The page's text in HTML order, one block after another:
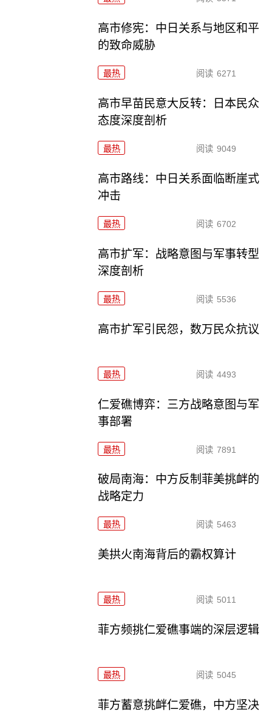
高市修宪：中日关系与地区和平
的致命威胁
最热 阅读 6271
高市早苗民意大反转：日本民众
态度深度剖析
最热 阅读 9049
高市路线：中日关系面临断崖式
冲击
最热 阅读 6702
高市扩军：战略意图与军事转型
深度剖析
最热 阅读 5536
高市扩军引民怨，数万民众抗议
最热 阅读 4493
仁爱礁博弈：三方战略意图与军
事部署
最热 阅读 7891
破局南海：中方反制菲美挑衅的
战略定力
最热 阅读 5463
美拱火南海背后的霸权算计
最热 阅读 5011
菲方频挑仁爱礁事端的深层逻辑
最热 阅读 5045
菲方蓄意挑衅仁爱礁，中方坚决